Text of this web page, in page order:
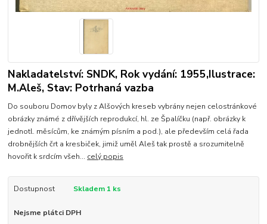
Nakladatelství: SNDK, Rok vydání: 1955,Ilustrace:
M.Aleš, Stav: Potrhaná vazba
Do souboru Domov byly z Alšových kreseb vybrány nejen celostránkové
obrázky známé z dřívějších reprodukcí, hl. ze Špalíčku (např. obrázky k
jednotl. měsícům, ke známým písním a pod.), ale především celá řada
drobnějších črt a kresbiček, jimiž uměl Aleš tak prostě a srozumitelně
hovořit k srdcím všeh... celý popis
Dostupnost Skladem 1 ks
Nejsme plátci DPH